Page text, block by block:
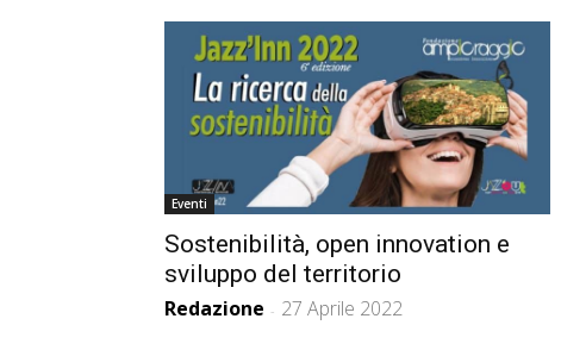
Eventi
Sostenibilità, open innovation e
sviluppo del territorio
Redazione - 27 Aprile 2022